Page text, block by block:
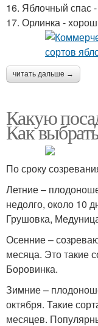
16. Яблочный спас
17. Орлинка -
читать дальше →
Какую
Как
По сроку
Летние –
недолго, около 10
Грушовка,
Осенние –
месяца. Это такие
Боровинка.
Зимние –
октября. Такие
месяцев.